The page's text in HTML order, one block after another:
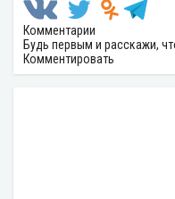
Комментарии
Будь первым и расскажи,
Комментировать